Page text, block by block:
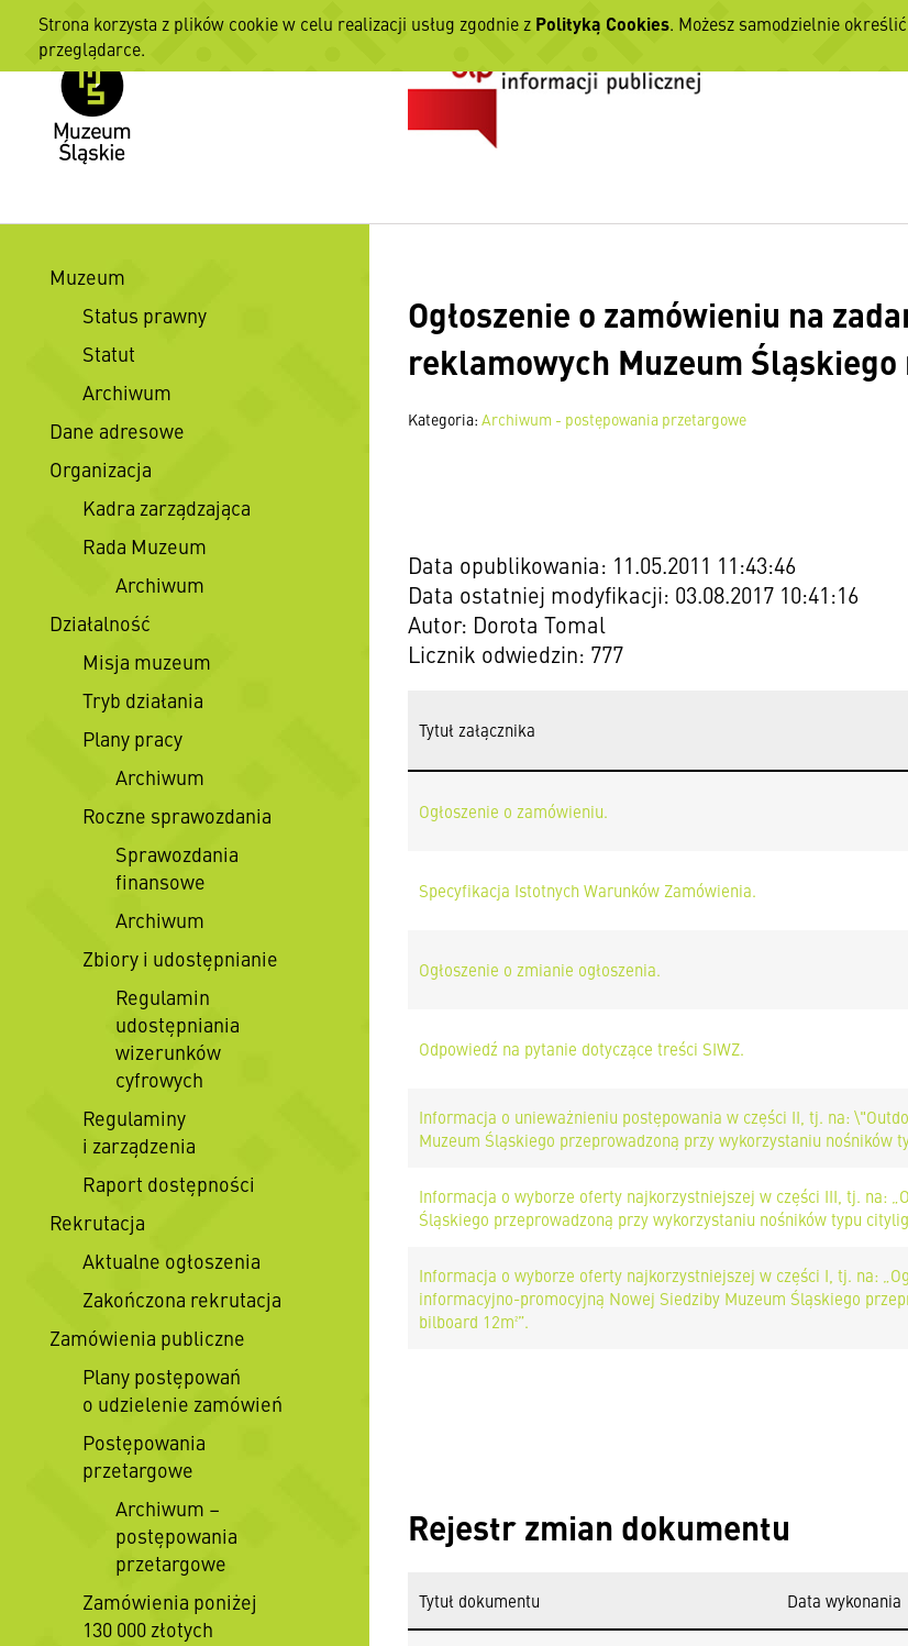
Muzeum
Status prawny
Statut
Archiwum
Dane adresowe
Organizacja
Kadra zarządzająca
Rada Muzeum
Archiwum
Działalność
Misja muzeum
Tryb działania
Plany pracy
Archiwum
Roczne sprawozdania
Sprawozdania
finansowe
Archiwum
Zbiory i udostępnianie
Regulamin
udostępniania
wizerunków
cyfrowych
Regulaminy
i zarządzenia
Raport dostępności
Rekrutacja
Aktualne ogłoszenia
Zakończona rekrutacja
Zamówienia publiczne
Plany postępowań
o udzielenie zamówień
Postępowania
przetargowe
Archiwum –
postępowania
przetargowe
Zamówienia poniżej
130 000 złotych
Ogłoszenie o zamówieniu na
reklamowych Muzeum
Kategoria: Archiwum - postępowania przetargowe
Data opublikowania: 11.05.2011 11:43:46
Data ostatniej modyfikacji: 03.08.2017 10:41:16
Autor: Dorota Tomal
Licznik odwiedzin: 777
Tytuł załącznika
Ogłoszenie o zamówieniu.
Specyfikacja Istotnych Warunków Zamówienia.
Ogłoszenie o zmianie ogłoszenia.
Odpowiedź na pytanie dotyczące treści SIWZ.
Informacja o unieważnieniu postępowania w części II, tj. na:
Muzeum Śląskiego przeprowadzoną przy wykorzystaniu nośników
Informacja o wyborze oferty najkorzystniejszej w części III, tj. na:
Śląskiego przeprowadzoną przy wykorzystaniu nośników typu
Informacja o wyborze oferty najkorzystniejszej w części I, tj. na:
informacyjno-promocyjną Nowej Siedziby Muzeum Śląskiego
bilboard 12m²”.
Rejestr zmian dokumentu
Tytuł dokumentu Data wykonania
Strona korzysta z plików cookie w celu realizacji usług zgodnie z Polityką Cookies. Możesz samodzielnie
przeglądarce.